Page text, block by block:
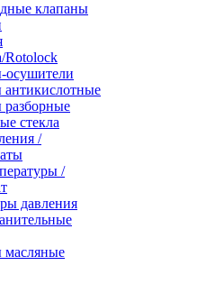
клапаны
Rotolock
осушители
стекла
/
/
давления